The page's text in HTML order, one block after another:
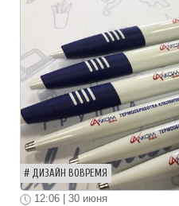
ДИЗАЙН ВОВРЕМЯ
12:06 | 30 июня